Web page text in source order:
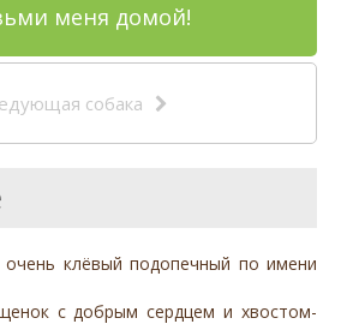
меня домой!
собака
очень клёвый подопечный по имени
с добрым сердцем и хвостом-